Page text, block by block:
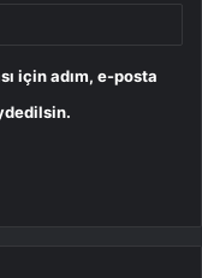
için adım, e-posta